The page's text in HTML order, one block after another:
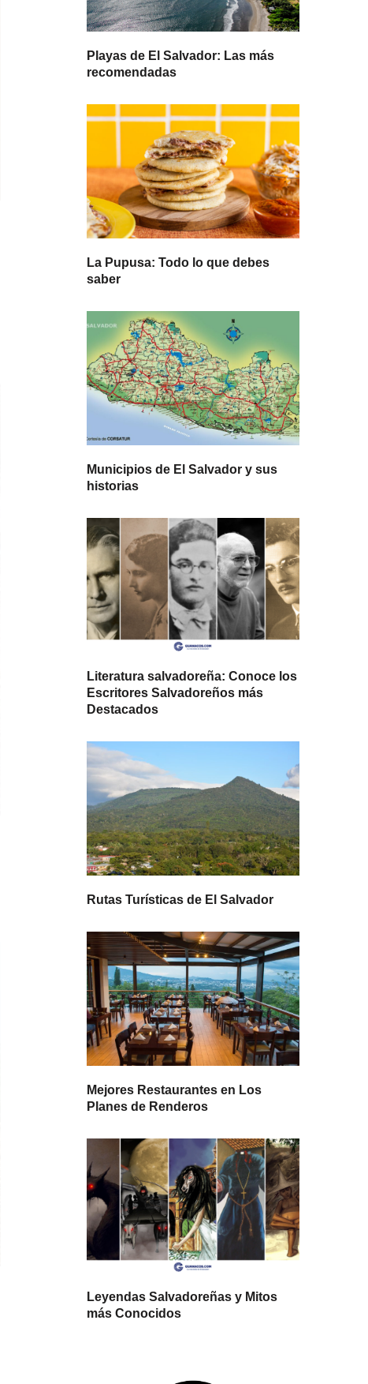
Playas de El Salvador: Las más
recomendadas
La Pupusa: Todo lo que debes
saber
Municipios de El Salvador y sus
historias
Literatura salvadoreña: Conoce los
Escritores Salvadoreños más
Destacados
Rutas Turísticas de El Salvador
Mejores Restaurantes en Los
Planes de Renderos
Leyendas Salvadoreñas y Mitos
más Conocidos